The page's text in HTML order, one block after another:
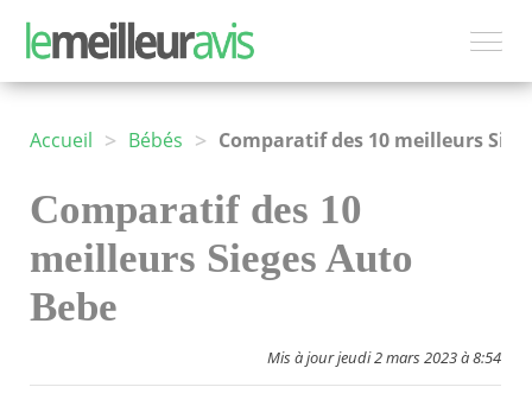
Accueil > Bébés >
Comparatif des 10
meilleurs Sieges Auto
Bebe
Mis à jour jeudi 2 mars 2023 à 8:54